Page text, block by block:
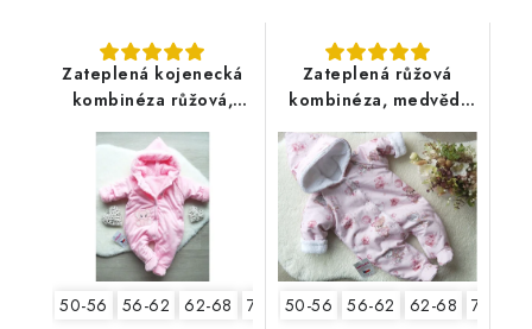
Zateplená kojenecká
kombinéza růžová,
50-56 56-62 62-68 74-80
Zateplená růžová
kombinéza, medvědí
50-56 56-62 62-68 74-80